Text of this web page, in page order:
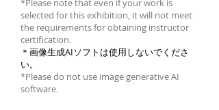
*Please note that even if your work is
selected for this exhibition, it will not meet
the requirements for obtaining instructor
certification.
＊画像生成AIソフトは使用しないでくださ
い。
*Please do not use image generative AI
software.